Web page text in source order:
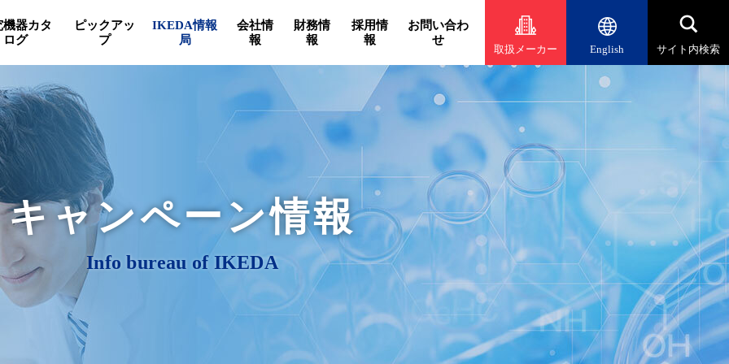
機器カタ
ログ
ピックアッ
プ
IKEDA情報
局
会社情
報
財務情
報
採用情
報
お問い合わ
せ
取扱メーカー English サイト内検索
キャンペーン情報